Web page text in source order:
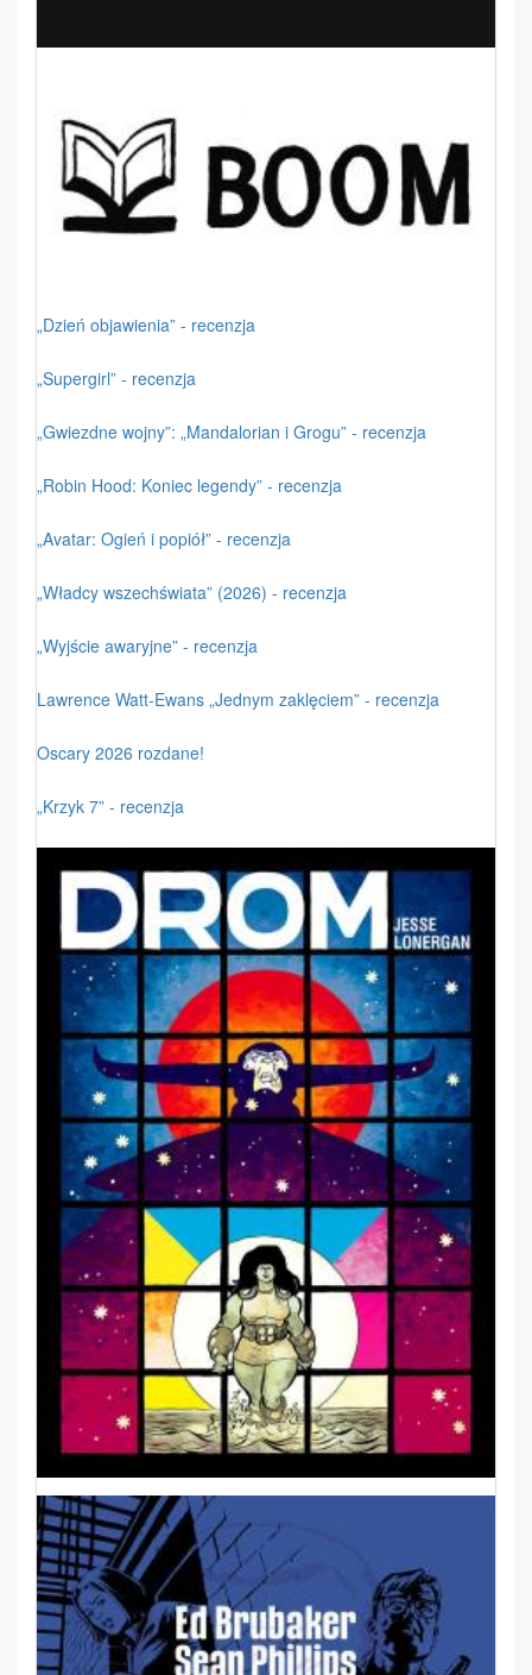
„Dzień objawienia” - recenzja
„Supergirl” - recenzja
„Gwiezdne wojny”: „Mandalorian i Grogu” - recenzja
„Robin Hood: Koniec legendy” - recenzja
„Avatar: Ogień i popiół” - recenzja
„Władcy wszechświata” (2026) - recenzja
„Wyjście awaryjne” - recenzja
Lawrence Watt-Ewans „Jednym zaklęciem” - recenzja
Oscary 2026 rozdane!
„Krzyk 7” - recenzja